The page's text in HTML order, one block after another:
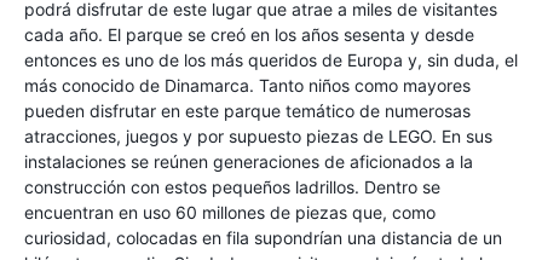
podrá disfrutar de este lugar que atrae a miles de visitantes
cada año. El parque se creó en los años sesenta y desde
entonces es uno de los más queridos de Europa y, sin duda, el
más conocido de Dinamarca. Tanto niños como mayores
pueden disfrutar en este parque temático de numerosas
atracciones, juegos y por supuesto piezas de LEGO. En sus
instalaciones se reúnen generaciones de aficionados a la
construcción con estos pequeños ladrillos. Dentro se
encuentran en uso 60 millones de piezas que, como
curiosidad, colocadas en fila supondrían una distancia de un